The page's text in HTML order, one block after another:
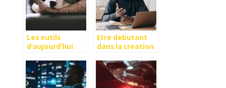
Les outils
d’aujourd’hui
possède un
animal de
compagnie.
Etre debutant
dans la creation
comment s’en
sortir ?